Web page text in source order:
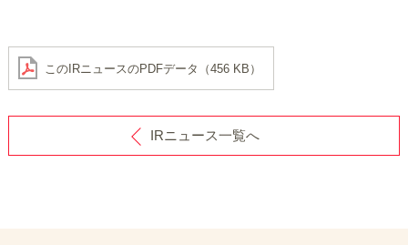
このIRニュースのPDFデータ（456 KB）
IRニュース一覧へ